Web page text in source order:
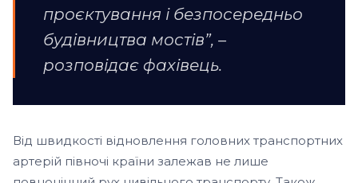
проєктування і безпосередньо
будівництва мостів”, –
розповідає фахівець.
Від швидкості відновлення головних транспортних
артерій півночі країни залежав не лише